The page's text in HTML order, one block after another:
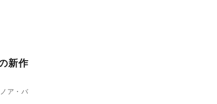
新作
ア・バ